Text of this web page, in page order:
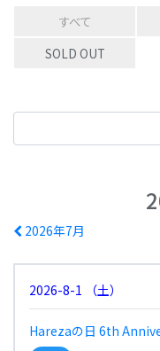
すべて
SOLD OUT
2026年7月
2026-8-1 （土）
Harezaの日 6th